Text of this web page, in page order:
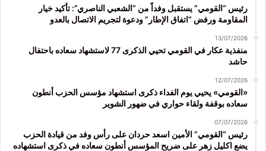
رئيس “القومي” يستقبل وفداً من “الشعبي الناصري”: تأكيد خيار
المقاومة ورفض “اتفاق الإطار” ودعوة لتجريم الاتصال بالعدو
13/07/2026
منفذية عكار في القومي تحيي الذكرى 77 لاستشهاد سعاده باحتفال
حاشد
12/07/2026
«القومي» يحيي يوم الفداء ذكرى استشهاد مؤسس الحزب أنطون
سعاده بوقفة ولقاء حواري في ضهور الشوير
07/07/2026
رئيس “القومي” الأمين اسعد حردان على رأس وفد من قيادة الحزب
يضع اكليل زهر على ضريح المؤسس أنطون سعاده في ذكرى استشهاده